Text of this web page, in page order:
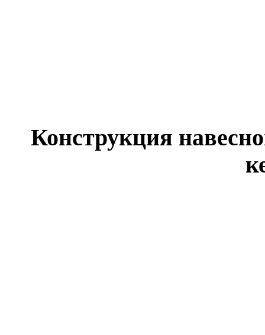
Конструкция